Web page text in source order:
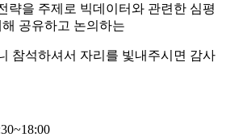
략을 주제로 빅데이터와 관련한 심평
공유하고 논의하는
참석하셔서 자리를 빛내주시면 감사